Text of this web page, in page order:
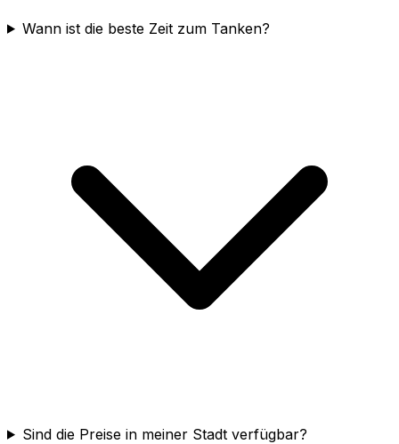
Wann ist die beste Zeit zum Tanken?
Sind die Preise in meiner Stadt verfügbar?